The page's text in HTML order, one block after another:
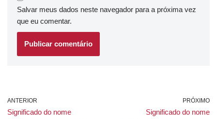
Salvar meus dados neste navegador para a próxima vez
que eu comentar.
ANTERIOR
Significado do nome
PRÓXIMO
Significado do nome